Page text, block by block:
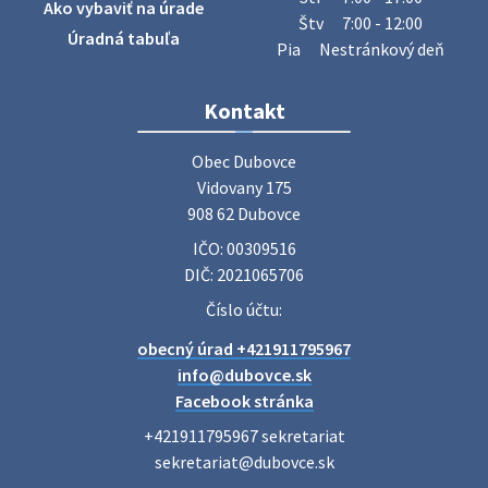
železný odpad …
27. júla 2026 06:31
Zájazd do Veľkého Medera
Základná organizácia Únie žien Slovenska Dubovce
srdečne pozýva svoje členky, ich rodinných príslušníkov aj
priateľov na jednodňový zájazd na termálne kúpalisko
Poradne komplexnej pomoci
diskrétne komplexné odborné poradenstvo. Tím
odborníkov Vám pomôžte nájsť riešenie v piatich kľúčových
oblastiach: právo rodina a v…
Ako vybaviť na úrade
Úradná tabuľa
Štv
7:00 - 12:00
Pia
Nestránkový deň
Kontakt
Obec Dubovce
Vidovany 175
908 62 Dubovce
IČO: 00309516
DIČ: 2021065706
Číslo účtu:
obecný úrad +421911795967
info@dubovce.sk
Facebook stránka
+421911795967 sekretariat
sekretariat@dubovce.sk